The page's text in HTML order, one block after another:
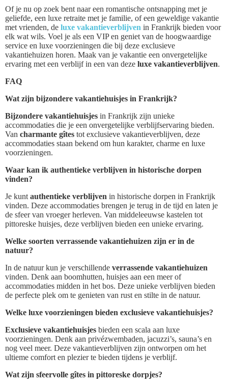
Of je nu op zoek bent naar een romantische ontsnapping met je
geliefde, een luxe retraite met je familie, of een geweldige vakantie
met vrienden, de luxe vakantieverblijven in Frankrijk bieden voor
elk wat wils. Voel je als een VIP en geniet van de hoogwaardige
service en luxe voorzieningen die bij deze exclusieve
vakantiehuizen horen. Maak van je vakantie een onvergetelijke
ervaring met een verblijf in een van deze luxe vakantieverblijven.
FAQ
Wat zijn bijzondere vakantiehuisjes in Frankrijk?
Bijzondere vakantiehuisjes in Frankrijk zijn unieke
accommodaties die je een onvergetelijke verblijfservaring bieden.
Van charmante gîtes tot exclusieve vakantieverblijven, deze
accommodaties staan bekend om hun karakter, charme en luxe
voorzieningen.
Waar kan ik authentieke verblijven in historische dorpen
vinden?
Je kunt authentieke verblijven in historische dorpen in Frankrijk
vinden. Deze accommodaties brengen je terug in de tijd en laten je
de sfeer van vroeger herleven. Van middeleeuwse kastelen tot
pittoreske huisjes, deze verblijven bieden een unieke ervaring.
Welke soorten verrassende vakantiehuizen zijn er in de
natuur?
In de natuur kun je verschillende verrassende vakantiehuizen
vinden. Denk aan boomhutten, huisjes aan een meer of
accommodaties midden in het bos. Deze unieke verblijven bieden
de perfecte plek om te genieten van rust en stilte in de natuur.
Welke luxe voorzieningen bieden exclusieve vakantiehuisjes?
Exclusieve vakantiehuisjes bieden een scala aan luxe
voorzieningen. Denk aan privézwembaden, jacuzzi’s, sauna’s en
nog veel meer. Deze vakantieverblijven zijn ontworpen om het
ultieme comfort en plezier te bieden tijdens je verblijf.
Wat zijn sfeervolle gîtes in pittoreske dorpjes?